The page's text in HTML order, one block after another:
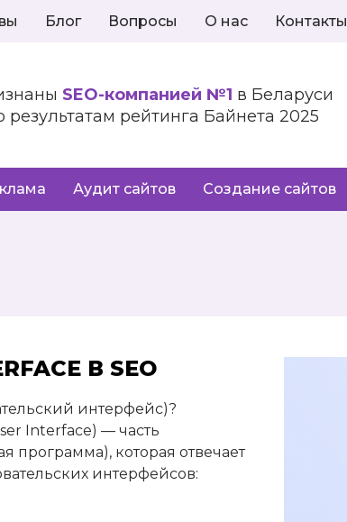
Блог Вопросы О нас Контакты
SEO-компанией №1 в Беларуси
результатам рейтинга Байнета 2025
Аудит сайтов Создание сайтов
В SEO
интерфейс)?
Interface) — часть
которая отвечает
интерфейсов: